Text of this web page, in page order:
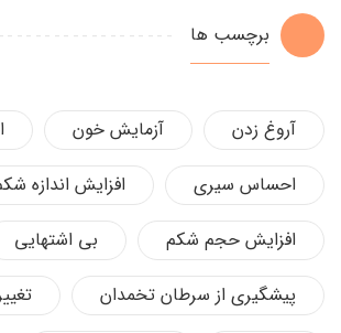
برچسب ها
آروغ زدن آزمایش خون
احساس سیری
افزایش اندازه
افزایش حجم شکم
بی اشتهایی
پیشگیری از سرطان تخمدان